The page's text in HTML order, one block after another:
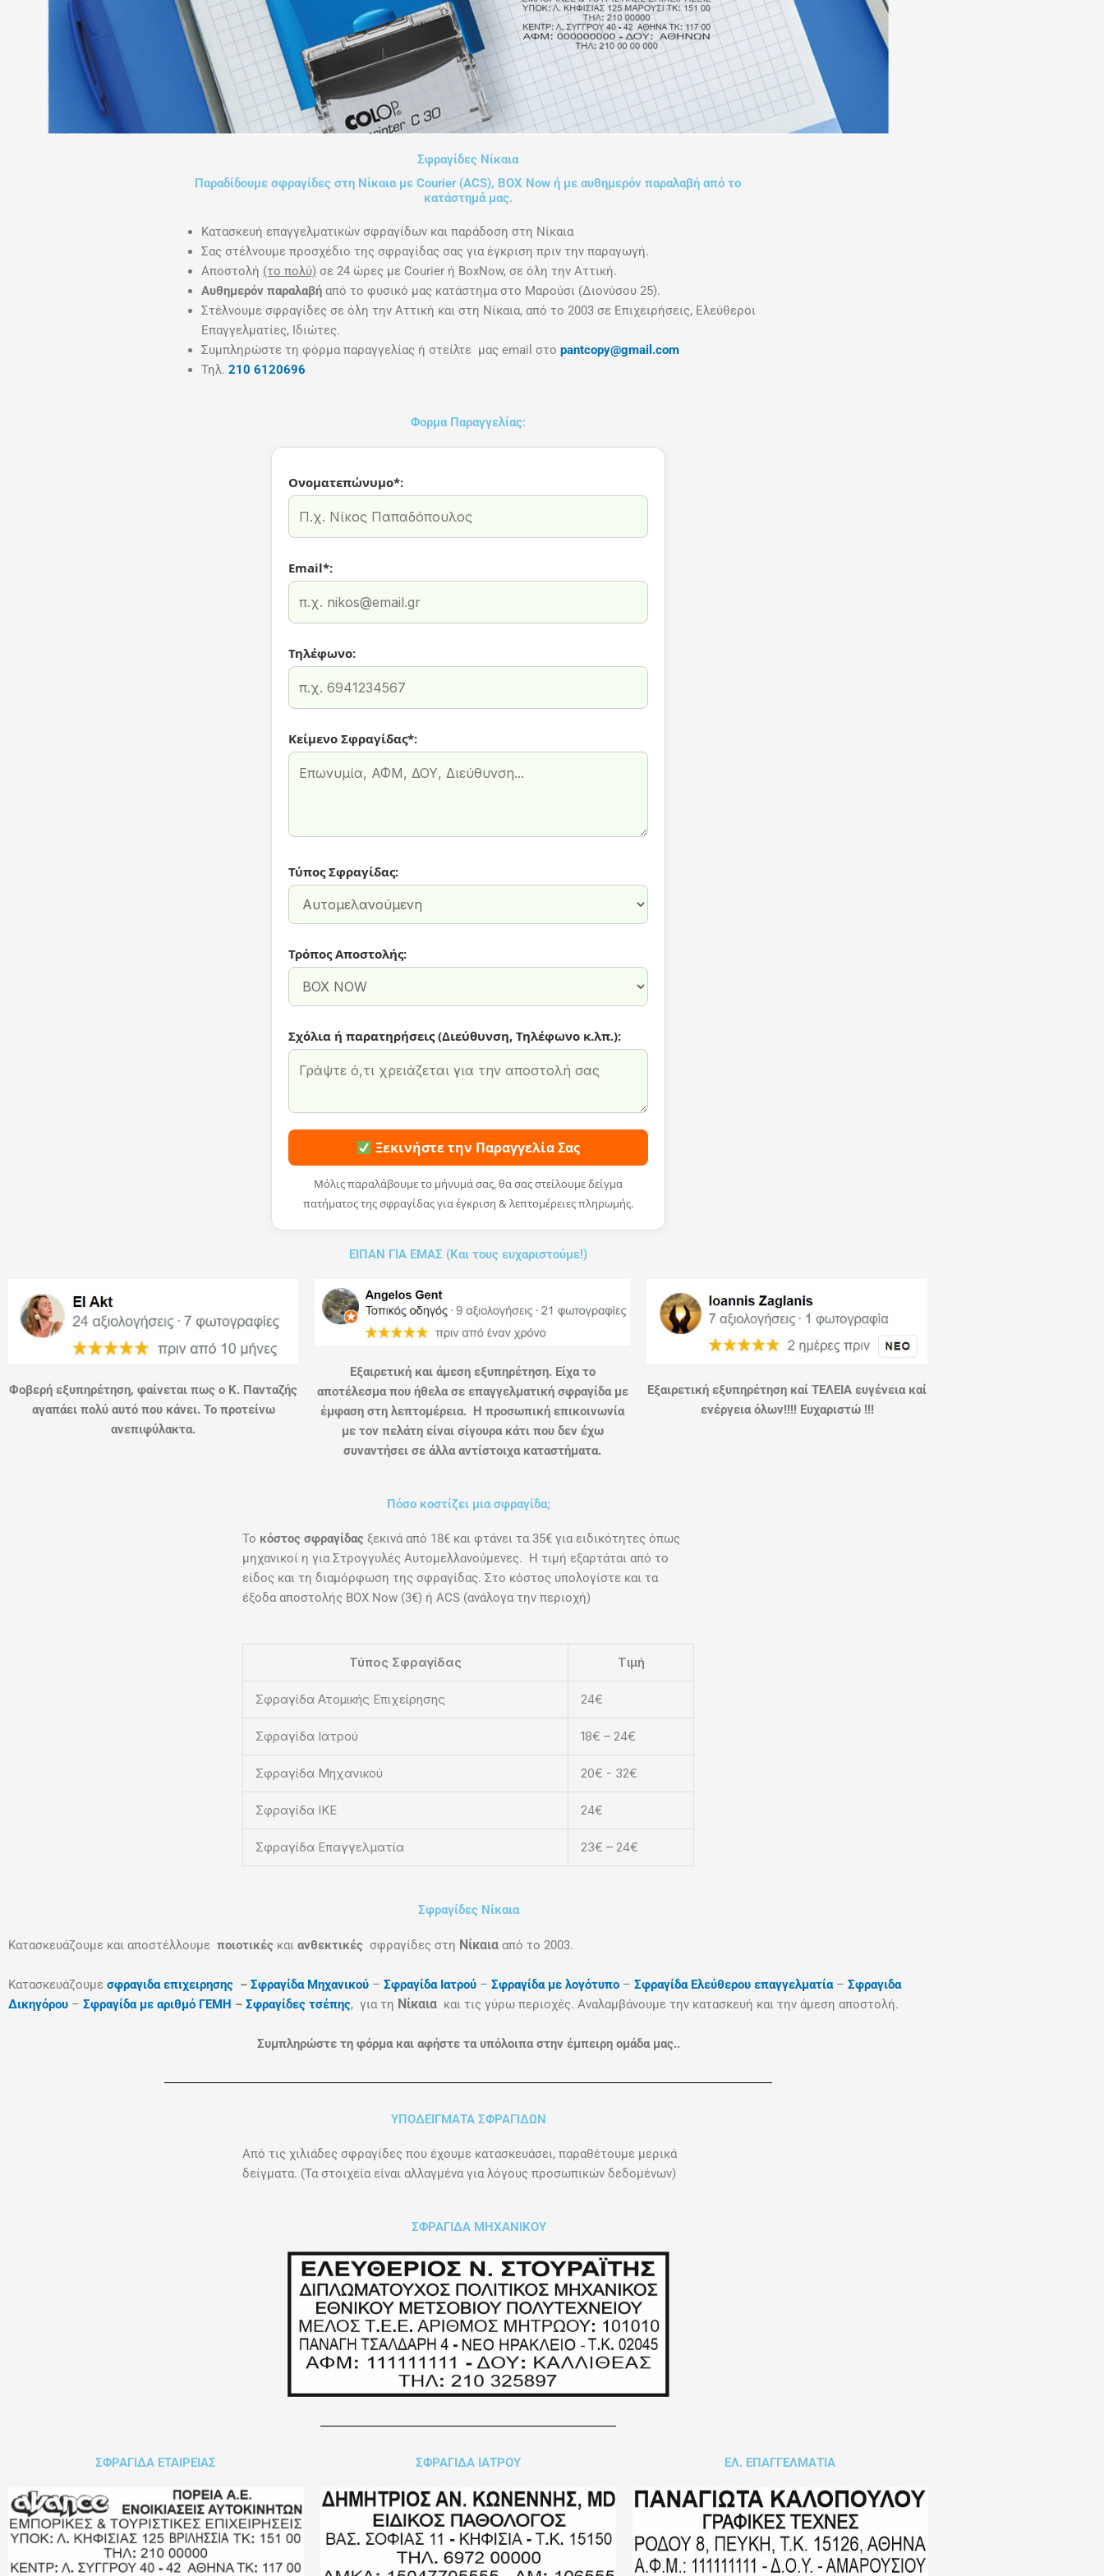
Σφραγίδες Νίκαια
Παραδίδουμε σφραγίδες στη Νίκαια με Courier (ACS), ΒΟΧ Now ή με αυθημερόν παραλαβή από το
κατάστημά μας.
Κατασκευή επαγγελματικών σφραγίδων και παράδοση στη Νίκαια
Σας στέλνουμε προσχέδιο της σφραγίδας σας για έγκριση πριν την παραγωγή.
Αποστολή (το πολύ) σε 24 ώρες με Courier ή BoxNow, σε όλη την Αττική.
Αυθημερόν παραλαβήαπό το φυσικό μας κατάστημα στο Μαρούσι (Διονύσου 25).
Στέλνουμε σφραγίδες σε όλη την Αττική και στη Νίκαια, από το 2003 σε Επιχειρήσεις, Ελεύθεροι
Επαγγελματίες, Ιδιώτες.
Συμπληρώστε τη φόρμα παραγγελίας ή στείλτε μας email στο pantcopy@gmail.com
Τηλ. 210 6120696
Φορμα Παραγγελίας:
Ονοματεπώνυμο*:
Email*:
Τηλέφωνο:
Κείμενο Σφραγίδας*:
Τύπος Σφραγίδας:
Τρόπος Αποστολής:
Σχόλια ή παρατηρήσεις (Διεύθυνση, Τηλέφωνο κ.λπ.):
Ξεκινήστε την Παραγγελία Σας
Μόλις παραλάβουμε το μήνυμά σας, θα σας στείλουμε δείγμα
πατήματος της σφραγίδας για έγκριση & λεπτομέρειες πληρωμής.
ΕΙΠΑΝ ΓΙΑ ΕΜΑΣ (Και τους ευχαριστούμε!)
Φοβερή εξυπηρέτηση, φαίνεται πως ο Κ. Πανταζής
αγαπάει πολύ αυτό που κάνει. Το προτείνω
ανεπιφύλακτα.
Εξαιρετική και άμεση εξυπηρέτηση. Είχα το
αποτέλεσμα που ήθελα σε επαγγελματική σφραγίδα με
έμφαση στη λεπτομέρεια. Η προσωπική επικοινωνία
με τον πελάτη είναι σίγουρα κάτι που δεν έχω
συναντήσει σε άλλα αντίστοιχα καταστήματα.
Εξαιρετική εξυπηρέτηση καί ΤΕΛΕΙΑ ευγένεια καί
ενέργεια όλων!!!! Ευχαριστώ !!!
Πόσο κοστίζει μια σφραγίδα;
Το κόστος σφραγίδας ξεκινά από 18€ και φτάνει τα 35€ για ειδικότητες όπως
μηχανικοί η για Στρογγυλές Αυτομελλανούμενες. Η τιμή εξαρτάται από το
είδος και τη διαμόρφωση της σφραγίδας. Στο κόστος υπολογίστε και τα
έξοδα αποστολής ΒΟΧ Now (3€) ή ACS (ανάλογα την περιοχή)
Τύπος Σφραγίδας Τιμή
Σφραγίδα Ατομικής Επιχείρησης 24€
Σφραγίδα Ιατρού 18€ – 24€
Σφραγίδα Μηχανικού 20€ - 32€
Σφραγίδα ΙΚΕ 24€
Σφραγίδα Επαγγελματία 23€ – 24€
Σφραγίδες Νίκαια
Κατασκευάζουμε και αποστέλλουμε ποιοτικές και ανθεκτικές σφραγίδες στη Νίκαια από το 2003.
Κατασκευάζουμε σφραγιδα επιχειρησης – Σφραγίδα Μηχανικού – Σφραγίδα Ιατρού – Σφραγίδα με λογότυπο – Σφραγίδα Ελεύθερου επαγγελματία – Σφραγιδα
Δικηγόρου – Σφραγίδα με αριθμό ΓΕΜΗ – Σφραγίδες τσέπης, για τη Νίκαια και τις γύρω περιοχές. Αναλαμβάνουμε την κατασκευή και την άμεση αποστολή.
Συμπληρώστε τη φόρμα και αφήστε τα υπόλοιπα στην έμπειρη ομάδα μας..
ΥΠΟΔΕΙΓΜΑΤΑ ΣΦΡΑΓΙΔΩΝ
Από τις χιλιάδες σφραγίδες που έχουμε κατασκευάσει, παραθέτουμε μερικά
δείγματα. (Τα στοιχεία είναι αλλαγμένα για λόγους προσωπικών δεδομένων)
ΣΦΡΑΓΙΔΑ ΜΗΧΑΝΙΚΟΥ
ΣΦΡΑΓΙΔΑ ΕΤΑΙΡΕΙΑΣ ΣΦΡΑΓΙΔΑ ΙΑΤΡΟΥ ΕΛ. ΕΠΑΓΓΕΛΜΑΤΙΑ